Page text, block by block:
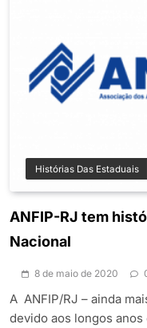
Histórias Das Estaduais
ANFIP-RJ tem
Nacional
8 de maio de 2020
A ANFIP/RJ – ainda
devido aos longos